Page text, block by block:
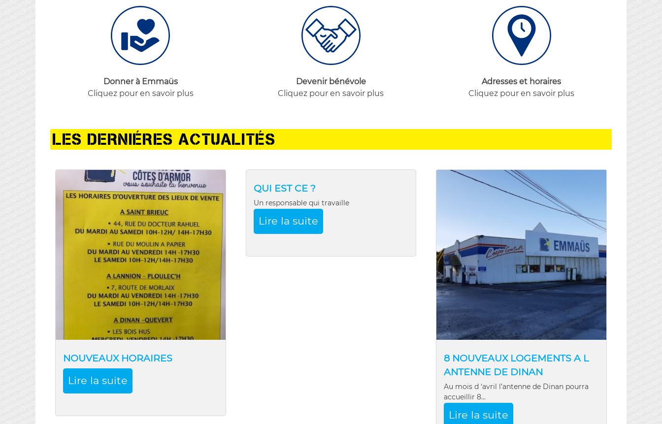
Donner à Emmaüs
Cliquez pour en savoir plus
Devenir bénévole
Cliquez pour en savoir plus
Adresses et horaires
Cliquez pour en savoir plus
LES DERNIÉRES ACTUALITÉS
NOUVEAUX HORAIRES
Lire la suite
QUI EST CE ?
Un responsable qui travaille
Lire la suite
8 NOUVEAUX LOGEMENTS A L
ANTENNE DE DINAN
Au mois d ‘avril l’antenne de Dinan pourra
accueillir 8...
Lire la suite